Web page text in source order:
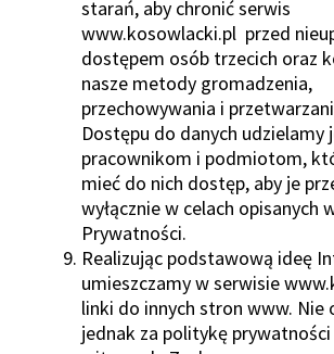
starań, aby chronić serwis
www.kosowlacki.pl przed
dostępem osób trzecich oraz
nasze metody gromadzenia,
przechowywania i
Dostępu do danych udzielamy
pracownikom i podmiotom,
mieć do nich dostęp, aby je
wyłącznie w celach opisanych
Prywatności.
Realizując podstawową ideę
umieszczamy w serwisie
linki do innych stron www. Nie
jednak za politykę